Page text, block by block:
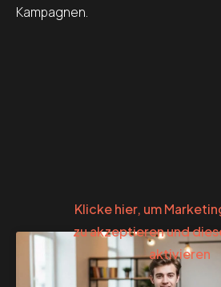
Kampagnen.
Klicke hier, um
zu akzeptieren und
aktivieren